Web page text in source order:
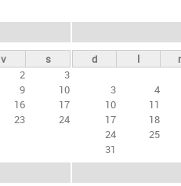
r
c
v
s
2
3
9
10
16
17
23
24
d l
3
4
10
11
17
18
24
25
31